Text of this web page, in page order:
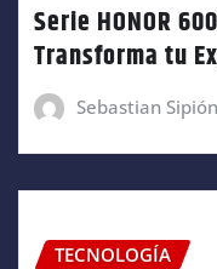
Serie HONOR
Transforma tu
Sebastian Sipión
TECNOLOGÍA